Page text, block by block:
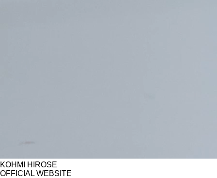
KOHMI HIROSE
OFFICIAL WEBSITE